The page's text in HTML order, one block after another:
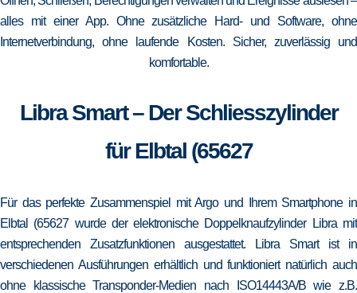
alles mit einer App. Ohne zusätzliche Hard- und Software, ohne
Internetverbindung, ohne laufende Kosten. Sicher, zuverlässig und
komfortable.
Libra Smart – Der Schliesszylinder
für Elbtal (65627
Für das perfekte Zusammenspiel mit Argo und Ihrem Smartphone in
Elbtal (65627 wurde der elektronische Doppelknaufzylinder Libra mit
entsprechenden Zusatzfunktionen ausgestattet. Libra Smart ist in
verschiedenen Ausführungen erhältlich und funktioniert natürlich auch
ohne klassische Transponder-Medien nach ISO14443A/B wie z.B.